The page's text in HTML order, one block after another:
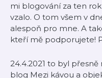
mi blogování za ten
vzalo. O tom všem v
alespoň pro mne. A
kteří mě podporujete!
24.4.2021 to byl
blog Mezi kávou a